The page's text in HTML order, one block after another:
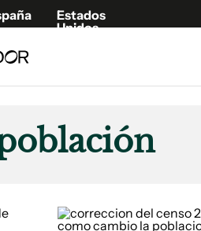
Estados
Unidos
Fúnebres
Publicaciones